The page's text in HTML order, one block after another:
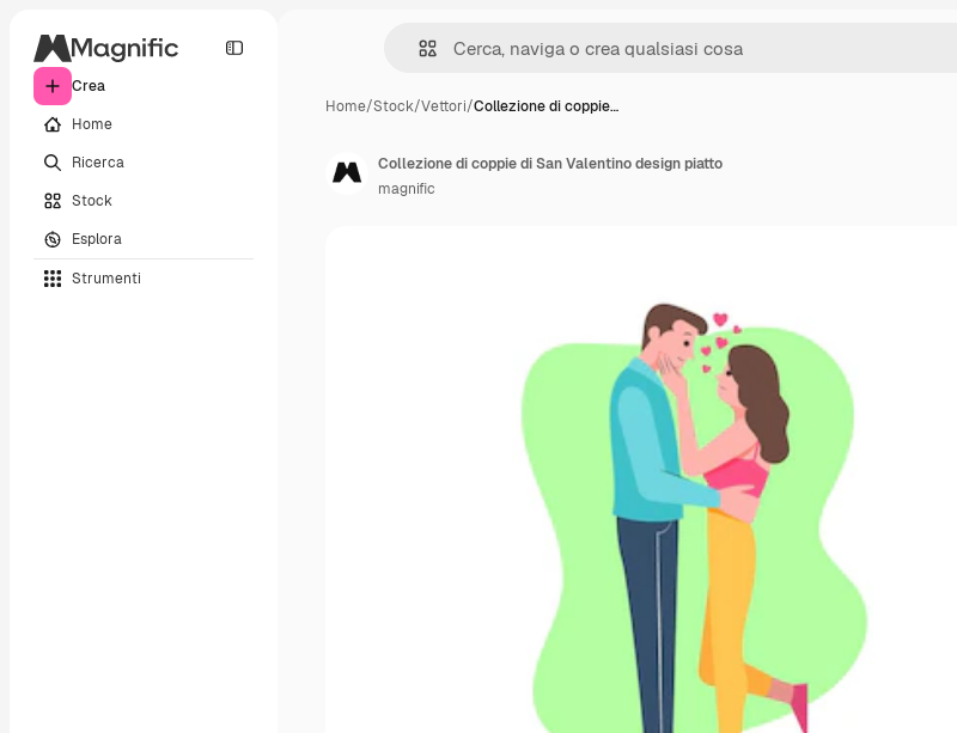
Crea
Home
Ricerca
Stock
Esplora
Strumenti
Home/Stock/Vettori/Collezione di coppie…
Collezione di coppie di San Valentino design piatto
magnific